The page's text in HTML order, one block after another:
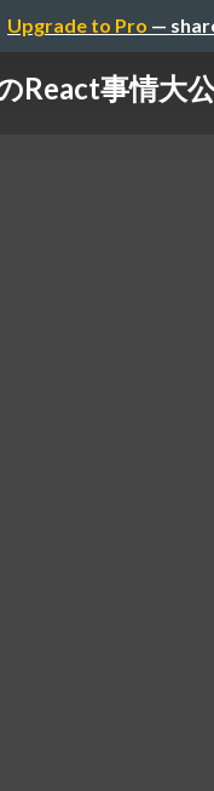
Upgrade to Pro —
React事情大